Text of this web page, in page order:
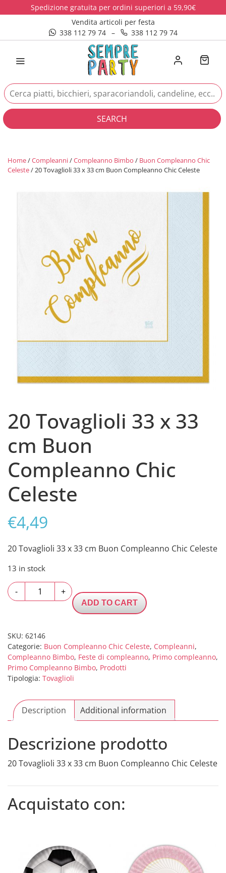
Spedizione gratuita per ordini superiori a 59,90€
Vendita articoli per festa
338 112 79 74
– 338 112 79 74
SEARCH
Home/Compleanni/Compleanno Bimbo / Buon Compleanno Chic
Celeste/ 20 Tovaglioli 33 x 33 cm Buon Compleanno Chic Celeste
20 Tovaglioli 33 x 33
cm Buon
Compleanno Chic
Celeste
€4,49
20 Tovaglioli 33 x 33 cm Buon Compleanno Chic Celeste
13 in stock
-
Tovaglioli
33
cm
Buon
Compleanno
Chic
quantity
+
ADD TO CART
SKU: 62146
Categorie: Buon Compleanno Chic Celeste, Compleanni,
Compleanno Bimbo, Feste di compleanno, Primo compleanno,
Primo Compleanno Bimbo, Prodotti
Tipologia: Tovaglioli
Description Additional information
Descrizione prodotto
20 Tovaglioli 33 x 33 cm Buon Compleanno Chic Celeste
Acquistato con: